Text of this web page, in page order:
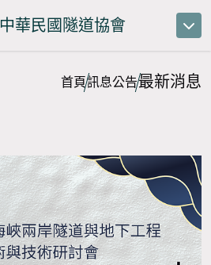
中華民國隧道協會
首頁訊息公告最新消息